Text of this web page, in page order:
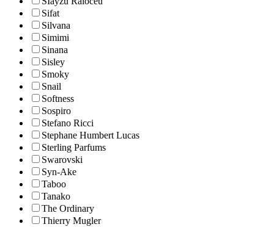
Sifat
Silvana
Simimi
Sinana
Sisley
Smoky
Snail
Softness
Sospiro
Stefano Ricci
Stephane Humbert Lucas
Sterling Parfums
Swarovski
Syn-Ake
Taboo
Tanako
The Ordinary
Thierry Mugler